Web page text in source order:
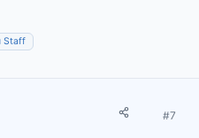
Staff
#7